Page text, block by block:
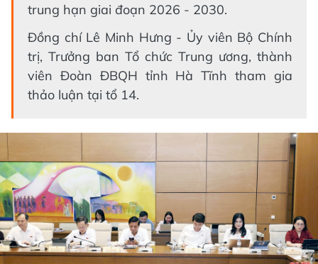
trung hạn giai đoạn 2026 - 2030.
Đồng chí Lê Minh Hưng - Ủy viên Bộ Chính
trị, Trưởng ban Tổ chức Trung ương, thành
viên Đoàn ĐBQH tỉnh Hà Tĩnh tham gia
thảo luận tại tổ 14.